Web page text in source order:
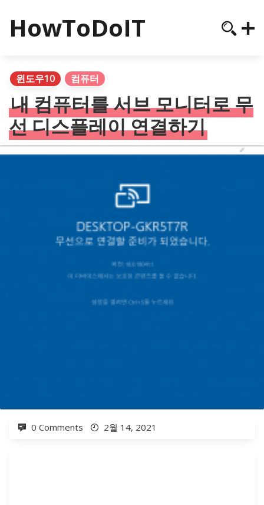
HowToDoIT
윈도우10 컴퓨터
내 컴퓨터를 서브 모니터로 무
선 디스플레이 연결하기
0 Comments 2월 14, 2021